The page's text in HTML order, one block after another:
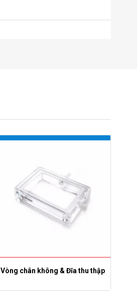
Vòng chân không & Đĩa thu thập